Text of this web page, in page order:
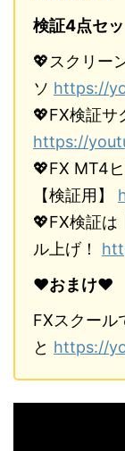
検証4点セッ
💖スクリー
ソ https://
💖FX検証サ
https://
💖FX MT4
【検証用】
💖FX検証は
ル上げ！
♥おまけ♥
FXスクール
と https://